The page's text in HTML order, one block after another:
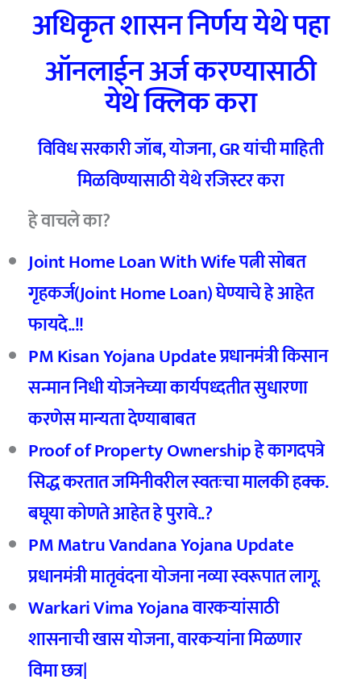
अधिकृत शासन निर्णय येथे पहा
ऑनलाईन अर्ज करण्यासाठी
येथे क्लिक करा
विविध सरकारी जॉब, योजना, GR यांची माहिती
मिळविण्यासाठी येथे रजिस्टर करा
हे वाचले का?
Joint Home Loan With Wife पत्नी सोबत
गृहकर्ज(Joint Home Loan) घेण्याचे हे आहेत
फायदे..!!
PM Kisan Yojana Update प्रधानमंत्री किसान
सन्मान निधी योजनेच्या कार्यपध्दतीत सुधारणा
करणेस मान्यता देण्याबाबत
Proof of Property Ownership हे कागदपत्रे
सिद्ध करतात जमिनीवरील स्वतःचा मालकी हक्क.
बघूया कोणते आहेत हे पुरावे..?
PM Matru Vandana Yojana Update
प्रधानमंत्री मातृवंदना योजना नव्या स्वरूपात लागू.
Warkari Vima Yojana वारकऱ्यांसाठी
शासनाची खास योजना, वारकऱ्यांना मिळणार
विमा छत्र‌|